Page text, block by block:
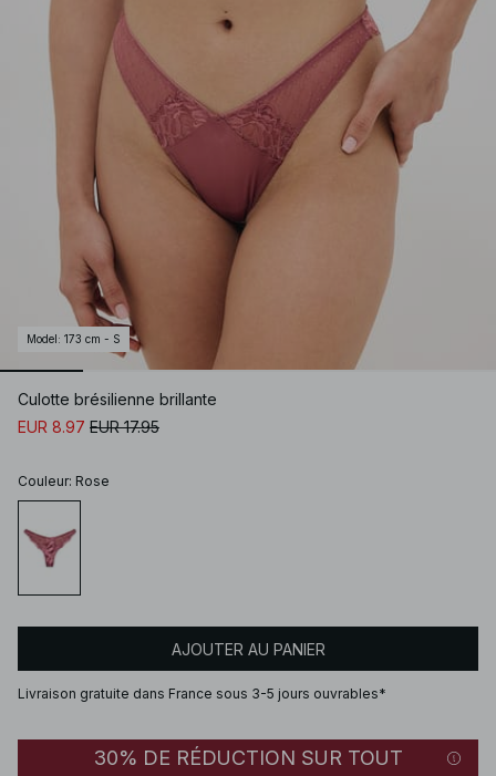
Model : 173 cm - S
Culotte brésilienne brillante
EUR 8.97 EUR 17.95
Couleur: Rose
AJOUTER AU PANIER
Livraison gratuite dans France sous 3-5 jours ouvrables*
30% DE RÉDUCTION SUR TOUT